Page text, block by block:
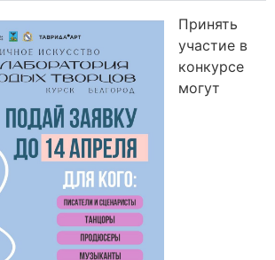
Принять
участие в
конкурсе
могут